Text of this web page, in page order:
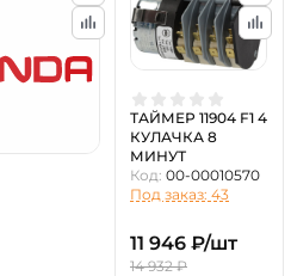
ТАЙМЕР 11904 F1 4
КУЛАЧКА 8
МИНУТ
Код: 00-00010570
Под заказ: 43
11 946 ₽/шт
14 932 ₽